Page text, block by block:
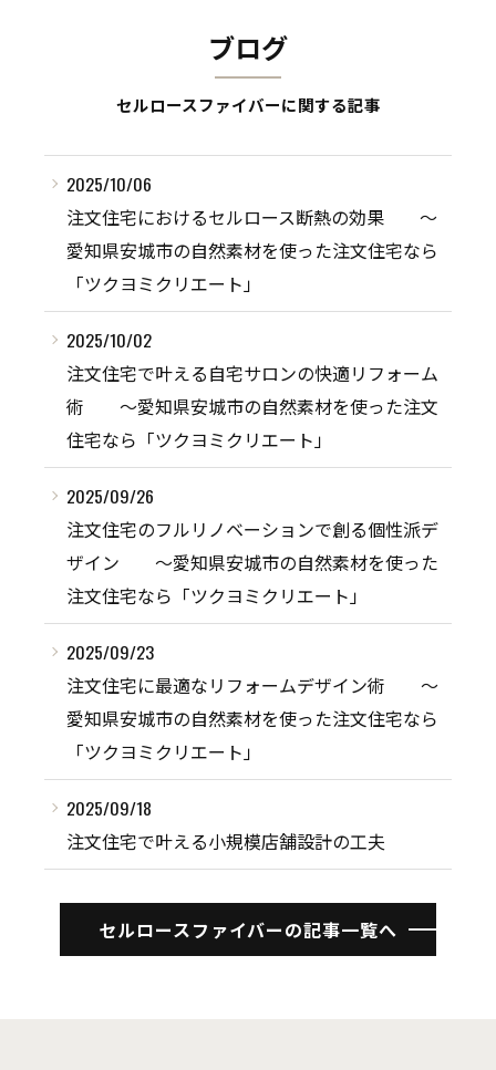
ブログ
セルロースファイバーに関する記事
2025/10/06
注文住宅におけるセルロース断熱の効果 ～
愛知県安城市の自然素材を使った注文住宅なら
「ツクヨミクリエート」
2025/10/02
注文住宅で叶える自宅サロンの快適リフォーム
術 ～愛知県安城市の自然素材を使った注文
住宅なら「ツクヨミクリエート」
2025/09/26
注文住宅のフルリノベーションで創る個性派デ
ザイン ～愛知県安城市の自然素材を使った
注文住宅なら「ツクヨミクリエート」
2025/09/23
注文住宅に最適なリフォームデザイン術 ～
愛知県安城市の自然素材を使った注文住宅なら
「ツクヨミクリエート」
2025/09/18
注文住宅で叶える小規模店舗設計の工夫
セルロースファイバーの記事一覧へ